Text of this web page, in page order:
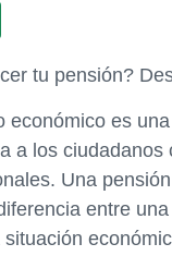
tu pensión?
económico es
a los ciudadanos
Una
entre